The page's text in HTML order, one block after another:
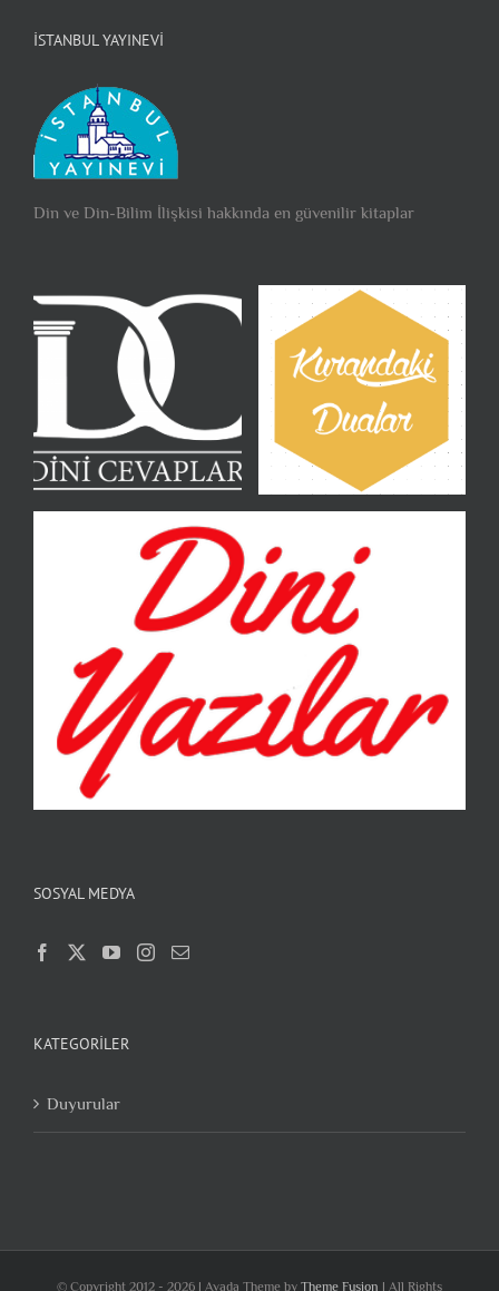
İSTANBUL YAYINEVI
Din ve Din-Bilim İlişkisi hakkında en güvenilir kitaplar
SOSYAL MEDYA
KATEGORILER
Duyurular
© Copyright 2012 - 2026 | Avada Theme by Theme Fusion | All Rights